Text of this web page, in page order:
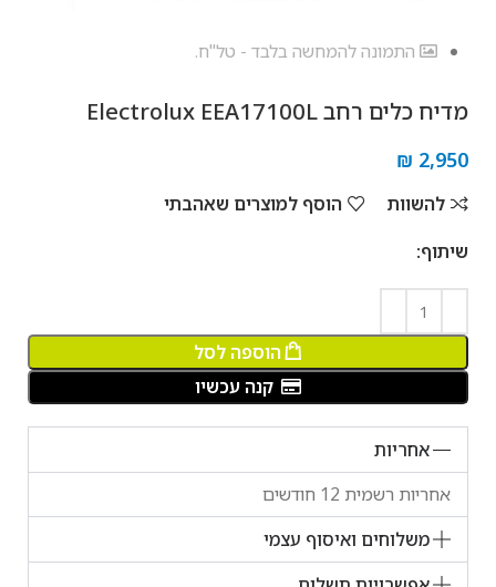
התמונה להמחשה בלבד - טל"ח.
מדיח כלים ‏רחב Electrolux EEA17100L
₪ 2,950
להשוות
הוסף למוצרים שאהבתי
שיתוף:
הוספה לסל
קנה עכשיו
אחריות
אחריות רשמית 12 חודשים
משלוחים ואיסוף עצמי